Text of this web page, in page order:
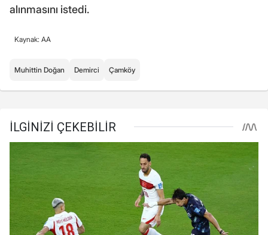
alınmasını istedi.
Kaynak: AA
Muhittin Doğan Demirci Çamköy